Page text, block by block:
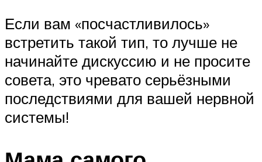
Если вам «посчастливилось»
встретить такой тип, то лучше не
начинайте дискуссию и не просите
совета, это чревато серьёзными
последствиями для вашей нервной
системы!